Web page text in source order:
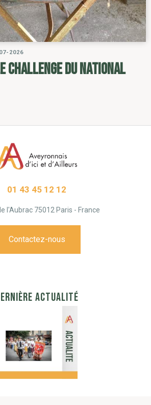
2026
challenge du National
01 43 45 12 12
l'Aubrac 75012 Paris - France
Contactez-nous
ACTUALITÉ